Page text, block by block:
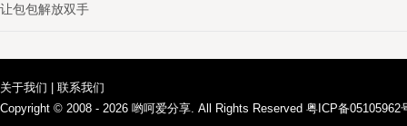
让包包解放双手
关于我们
联系我们
Copyright © 2008 - 2026 哟呵爱分享 . All Rights Reserved 粤ICP备05105962